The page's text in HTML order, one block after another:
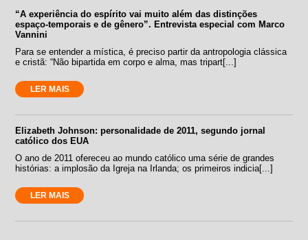
“A experiência do espírito vai muito além das distinções
espaço-temporais e de gênero”. Entrevista especial com Marco
Vannini
Para se entender a mística, é preciso partir da antropologia clássica
e cristã: “Não bipartida em corpo e alma, mas tripart[...]
LER MAIS
Elizabeth Johnson: personalidade de 2011, segundo jornal
católico dos EUA
O ano de 2011 ofereceu ao mundo católico uma série de grandes
histórias: a implosão da Igreja na Irlanda; os primeiros indicia[...]
LER MAIS